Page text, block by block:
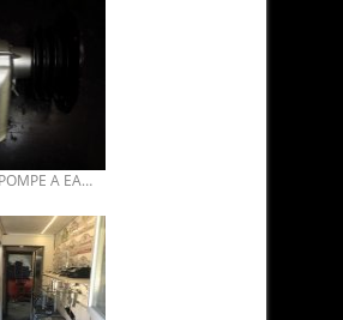
RÉFECTION POMPE A EAU DS CLIMATISÉE.